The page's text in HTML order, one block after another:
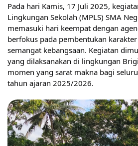
Pada hari Kamis, 17 Juli 2025,
Lingkungan Sekolah (MPLS) SMA
memasuki hari keempat dengan
berfokus pada pembentukan
semangat kebangsaan. Kegiatan
yang dilaksanakan di lingkungan
momen yang sarat makna bagi
tahun ajaran 2025/2026.